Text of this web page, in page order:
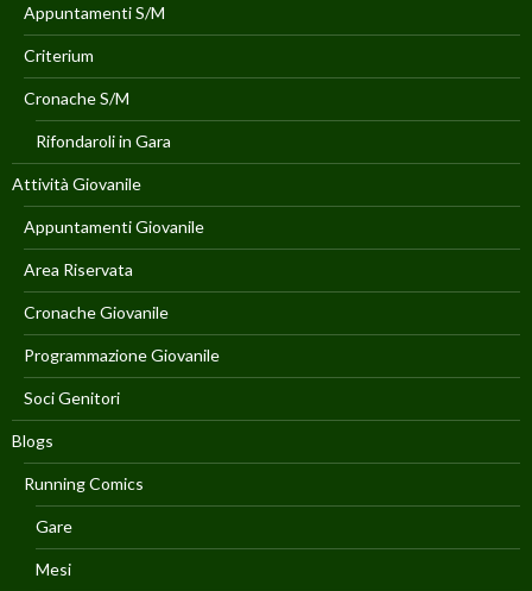
Appuntamenti S/M
Criterium
Cronache S/M
Rifondaroli in Gara
Attività Giovanile
Appuntamenti Giovanile
Area Riservata
Cronache Giovanile
Programmazione Giovanile
Soci Genitori
Blogs
Running Comics
Gare
Mesi